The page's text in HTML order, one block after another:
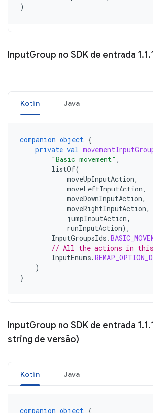
)
InputGroup no SDK de entrada 1.1.
Kotlin Java
companion object {
private val
"Basic movement" ,
listOf(
moveUpInputAction,
moveLeftInputAction,
moveDownInputAction,
moveRightInputAction,
jumpInputAction,
runInputAction),
InputGroupsIds .
// All the actions in this
InputEnums .
)
}
InputGroup no SDK de entrada 1.1.
string de versão)
Kotlin Java
companion object {